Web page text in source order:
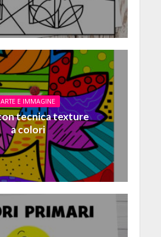
ARTE E IMMAGINE
tecnica texture
a colori